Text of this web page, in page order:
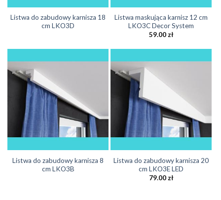
Listwa do zabudowy karnisza 18
cm LKO3D
Listwa maskująca karnisz 12 cm
LKO3C Decor System
59.00zł
Listwa do zabudowy karnisza 8
cm LKO3B
Listwa do zabudowy karnisza 20
cm LKO3E LED
79.00 zł